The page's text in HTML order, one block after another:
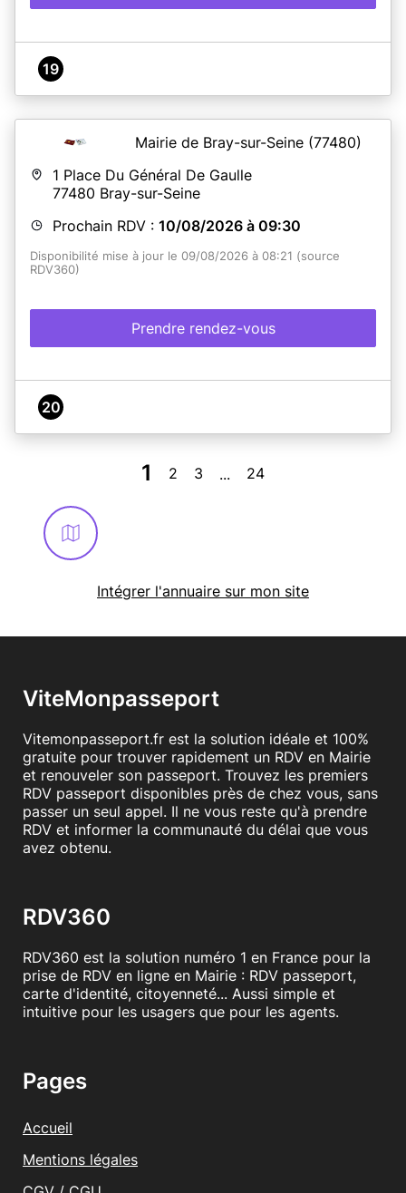
19
Mairie de Bray-sur-Seine (77480)
1 Place Du Général De Gaulle
77480 Bray-sur-Seine
Prochain RDV : 10/08/2026 à 09:30
Disponibilité mise à jour le 09/08/2026 à 08:21 (source
RDV360)
Prendre rendez-vous
20
1 2 3 ... 24
Intégrer l'annuaire sur mon site
ViteMonpasseport
Vitemonpasseport.fr est la solution idéale et 100%
gratuite pour trouver rapidement un RDV en Mairie
et renouveler son passeport. Trouvez les premiers
RDV passeport disponibles près de chez vous, sans
passer un seul appel. Il ne vous reste qu'à prendre
RDV et informer la communauté du délai que vous
avez obtenu.
RDV360
RDV360 est la solution numéro 1 en France pour la
prise de RDV en ligne en Mairie : RDV passeport,
carte d'identité, citoyenneté... Aussi simple et
intuitive pour les usagers que pour les agents.
Pages
Accueil
Mentions légales